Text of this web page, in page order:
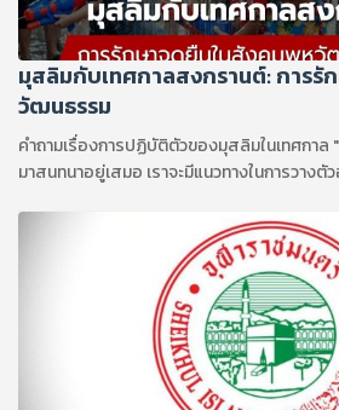
มุสลิมกับเทศกาลสงกรานต์: การรั
วัฒนธรรม
คำถามเรื่องการปฏิบัติตัวของมุสลิมในเทศกา
มาสนทนาอยู่เสมอ เราจะมีแนวทางในการวาง